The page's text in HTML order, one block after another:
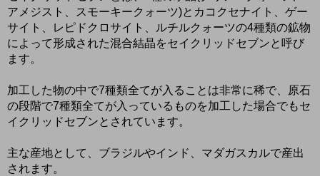
アメジスト、スモーキークォーツ)とカコクセナイト、ゲー
サイト、レピドクロサイト、ルチルクォーツの4種類の鉱物
によって形成された混合結晶をセイクリッドセブンと呼び
ます。
加工した物の中で7種類全てが入ることは非常に稀で、原石
の段階で7種類全てが入っているものを加工した場合でもセ
イクリッドセブンとされています。
主な産地として、ブラジルやインド、マダガスカルで産出
されます。